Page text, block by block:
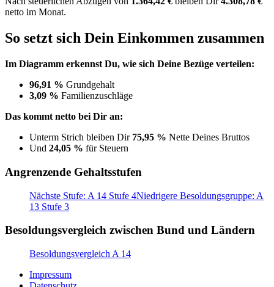
netto im Monat.
So setzt sich Dein Einkommen zusammen
Im Diagramm erkennst Du, wie sich Deine Bezüge verteilen:
96,91 % Grundgehalt
3,09 % Familienzuschläge
Das kommt netto bei Dir an:
Unterm Strich bleiben Dir 75,95 % Nette Deines Bruttos
Und 24,05 % für Steuern
Angrenzende Gehaltsstufen
Nächste Stufe: A 14 Stufe 4Niedrigere Besoldungsgruppe: A
13 Stufe 3
Besoldungsvergleich zwischen Bund und Ländern
Besoldungsvergleich A 14
Impressum